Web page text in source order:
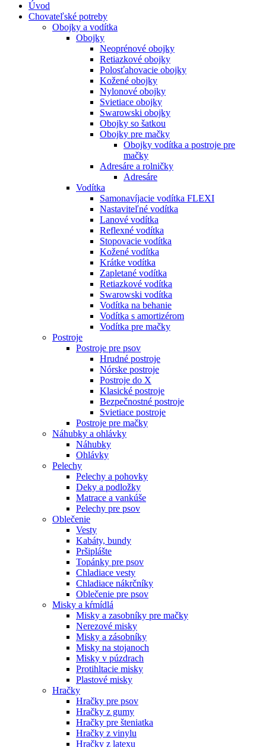
Úvod
Chovateľské potreby
Obojky a vodítka
Obojky
Neoprénové obojky
Retiazkové obojky
Polosťahovacie obojky
Kožené obojky
Nylonové obojky
Svietiace obojky
Swarowski obojky
Obojky so šatkou
Obojky pre mačky
Obojky vodítka a postroje pre
mačky
Adresáre a rolničky
Adresáre
Vodítka
Samonavíjacie vodítka FLEXI
Nastaviteľné vodítka
Lanové vodítka
Reflexné vodítka
Stopovacie vodítka
Kožené vodítka
Krátke vodítka
Zapletané vodítka
Retiazkové vodítka
Swarowski vodítka
Vodítka na behanie
Vodítka s amortizérom
Vodítka pre mačky
Postroje
Postroje pre psov
Hrudné postroje
Nórske postroje
Postroje do X
Klasické postroje
Bezpečnostné postroje
Svietiace postroje
Postroje pre mačky
Náhubky a ohlávky
Náhubky
Ohlávky
Pelechy
Pelechy a pohovky
Deky a podložky
Matrace a vankúše
Pelechy pre psov
Oblečenie
Vesty
Kabáty, bundy
Pršiplášte
Topánky pre psov
Chladiace vesty
Chladiace nákrčníky
Oblečenie pre psov
Misky a kŕmídlá
Misky a zasobníky pre mačky
Nerezové misky
Misky a zásobníky
Misky na stojanoch
Misky v púzdrach
Protihltacie misky
Plastové misky
Hračky
Hračky pre psov
Hračky z gumy
Hračky pre šteniatka
Hračky z vinylu
Hračky z latexu